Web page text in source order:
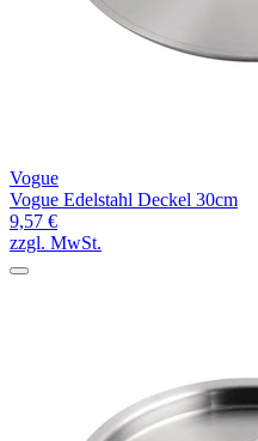
Vogue
Vogue Edelstahl Deckel 30cm
9,57 €
zzgl. MwSt.